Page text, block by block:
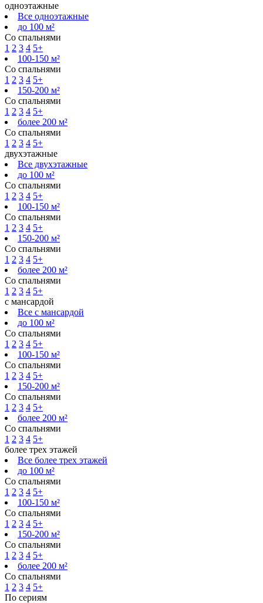
одноэтажные
Все одноэтажные
до 100 м²
Со спальнями
1 2 3 4 5+
100-150 м²
Со спальнями
1 2 3 4 5+
150-200 м²
Со спальнями
1 2 3 4 5+
более 200 м²
Со спальнями
1 2 3 4 5+
двухэтажные
Все двухэтажные
до 100 м²
Со спальнями
1 2 3 4 5+
100-150 м²
Со спальнями
1 2 3 4 5+
150-200 м²
Со спальнями
1 2 3 4 5+
более 200 м²
Со спальнями
1 2 3 4 5+
с мансардой
Все с мансардой
до 100 м²
Со спальнями
1 2 3 4 5+
100-150 м²
Со спальнями
1 2 3 4 5+
150-200 м²
Со спальнями
1 2 3 4 5+
более 200 м²
Со спальнями
1 2 3 4 5+
более трех этажей
Все более трех этажей
до 100 м²
Со спальнями
1 2 3 4 5+
100-150 м²
Со спальнями
1 2 3 4 5+
150-200 м²
Со спальнями
1 2 3 4 5+
более 200 м²
Со спальнями
1 2 3 4 5+
По сериям